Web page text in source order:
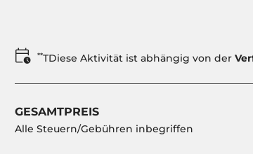
**TDiese Aktivität ist abhängig von der
GESAMTPREIS
Alle Steuern/Gebühren inbegriffen